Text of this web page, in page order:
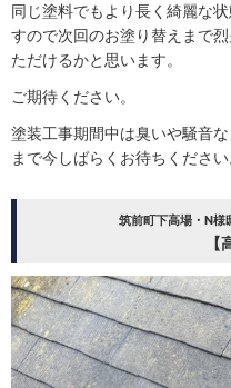
同じ塗料でもより長く綺麗な
すので次回のお塗り替えまで
ただけるかと思います。
ご期待ください。
塗装工事期間中は臭いや騒音
まで今しばらくお待ちください
筑前町下高場・N
【